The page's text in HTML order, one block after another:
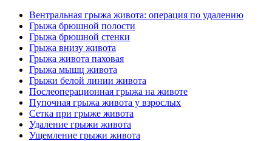
Вентральная грыжа живота: операция по удалению
Грыжа брюшной полости
Грыжа брюшной стенки
Грыжа внизу живота
Грыжа живота паховая
Грыжа мышц живота
Грыжи белой линии живота
Послеоперационная грыжа на животе
Пупочная грыжа живота у взрослых
Сетка при грыже живота
Удаление грыжи живота
Ущемление грыжи живота